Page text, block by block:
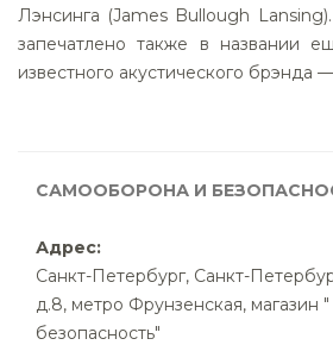
Лэнсинга (James Bullough
запечатлено также в названии
известного акустического брэнда
САМООБОРОНА И
Адрес:
Санкт-Петербург, Санкт-
д.8, метро Фрунзенская, магазин
безопасность"